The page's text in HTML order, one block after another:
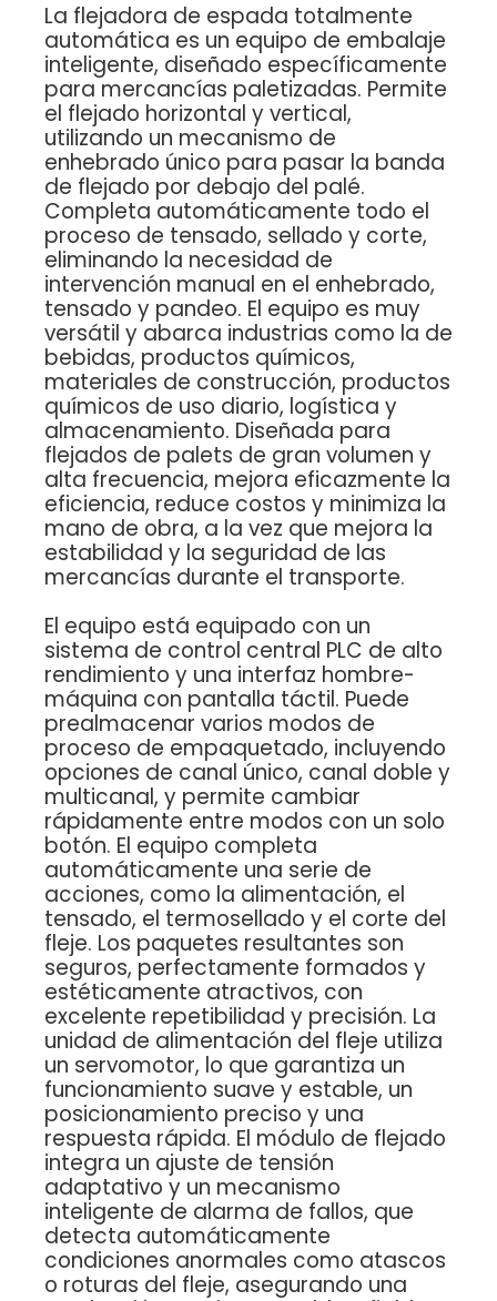
La flejadora de espada totalmente
automática es un equipo de embalaje
inteligente, diseñado específicamente
para mercancías paletizadas. Permite
el flejado horizontal y vertical,
utilizando un mecanismo de
enhebrado único para pasar la banda
de flejado por debajo del palé.
Completa automáticamente todo el
proceso de tensado, sellado y corte,
eliminando la necesidad de
intervención manual en el enhebrado,
tensado y pandeo. El equipo es muy
versátil y abarca industrias como la de
bebidas, productos químicos,
materiales de construcción, productos
químicos de uso diario, logística y
almacenamiento. Diseñada para
flejados de palets de gran volumen y
alta frecuencia, mejora eficazmente la
eficiencia, reduce costos y minimiza la
mano de obra, a la vez que mejora la
estabilidad y la seguridad de las
mercancías durante el transporte.
El equipo está equipado con un
sistema de control central PLC de alto
rendimiento y una interfaz hombre-
máquina con pantalla táctil. Puede
prealmacenar varios modos de
proceso de empaquetado, incluyendo
opciones de canal único, canal doble y
multicanal, y permite cambiar
rápidamente entre modos con un solo
botón. El equipo completa
automáticamente una serie de
acciones, como la alimentación, el
tensado, el termosellado y el corte del
fleje. Los paquetes resultantes son
seguros, perfectamente formados y
estéticamente atractivos, con
excelente repetibilidad y precisión. La
unidad de alimentación del fleje utiliza
un servomotor, lo que garantiza un
funcionamiento suave y estable, un
posicionamiento preciso y una
respuesta rápida. El módulo de flejado
integra un ajuste de tensión
adaptativo y un mecanismo
inteligente de alarma de fallos, que
detecta automáticamente
condiciones anormales como atascos
o roturas del fleje, asegurando una